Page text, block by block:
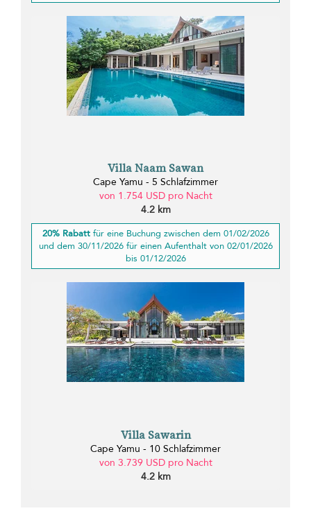
Villa Naam Sawan
Cape Yamu - 5 Schlafzimmer
von 1.754 USD pro Nacht
4.2 km
20% Rabattfür eine Buchung zwischen dem 01/02/2026
und dem 30/11/2026 für einen Aufenthalt von 02/01/2026
bis 01/12/2026
Villa Sawarin
Cape Yamu - 10 Schlafzimmer
von 3.739 USD pro Nacht
4.2 km